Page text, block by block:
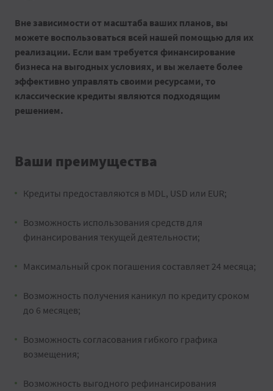
Вне зависимости от масштаба ваших планов, вы
можете воспользоваться всей нашей помощью для их
реализации. Если вам требуется финансирование
бизнеса на выгодных условиях, и вы желаете более
эффективно управлять своими ресурсами, то
классические кредиты являются подходящим
решением.
Ваши преимущества
Кредиты предоставляются в MDL, USD или EUR;
Возможность использования средств для
финансирования текущей деятельности;
Максимальный срок погашения составляет 24 месяца;
Возможность получения каникул по кредиту сроком
до 6 месяцев;
Возможность согласования гибкого графика
возмещения;
Возможность выгодного рефинансирования